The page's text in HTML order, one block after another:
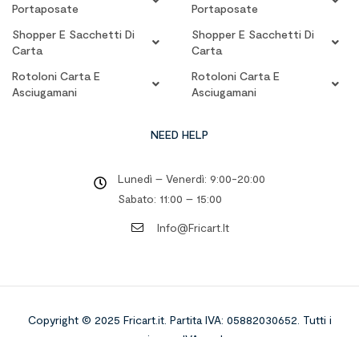
Portaposate
Shopper E Sacchetti Di
Carta
Rotoloni Carta E
Asciugamani
Portaposate
Shopper E Sacchetti Di
Carta
Rotoloni Carta E
Asciugamani
NEED HELP
Lunedì – Venerdì: 9:00-20:00
Sabato: 11:00 – 15:00
Info@fricart.it
Copyright © 2025 Fricart.it. Partita IVA: 05882030652. Tutti i